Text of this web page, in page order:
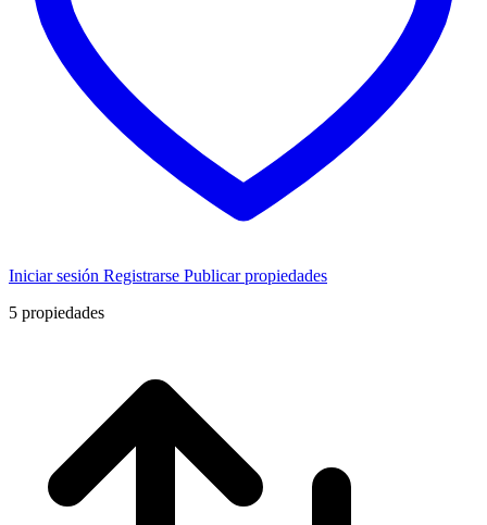
Iniciar sesión Registrarse Publicar propiedades
5 propiedades